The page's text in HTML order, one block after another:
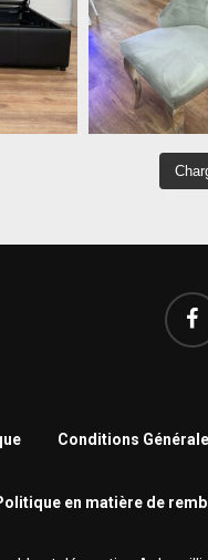
Conditions
en matière de